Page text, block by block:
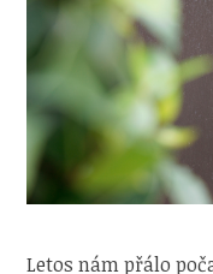
Letos nám přálo